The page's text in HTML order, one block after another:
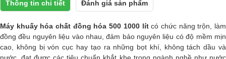
Thông tin chi tiết Đánh giá sản phẩm
Máy khuấy hóa chất đồng hóa 500 1000 lítcó chức năng trộn, làm
đồng đều nguyên liệu vào nhau, đảm bảo nguyên liệu có độ mềm mịn
cao, không bị vón cục hay tạo ra những bọt khí, không tách dầu và